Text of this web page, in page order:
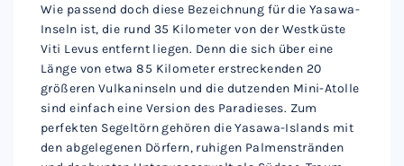
Wie passend doch diese Bezeichnung für die Yasawa-
Inseln ist, die rund 35 Kilometer von der Westküste
Viti Levus entfernt liegen. Denn die sich über eine
Länge von etwa 85 Kilometer erstreckenden 20
größeren Vulkaninseln und die dutzenden Mini-Atolle
sind einfach eine Version des Paradieses. Zum
perfekten Segeltörn gehören die Yasawa-Islands mit
den abgelegenen Dörfern, ruhigen Palmenstränden